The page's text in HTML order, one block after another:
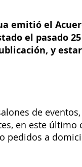
emitió el
el pasado
y
de eventos,
en este último
pedidos a